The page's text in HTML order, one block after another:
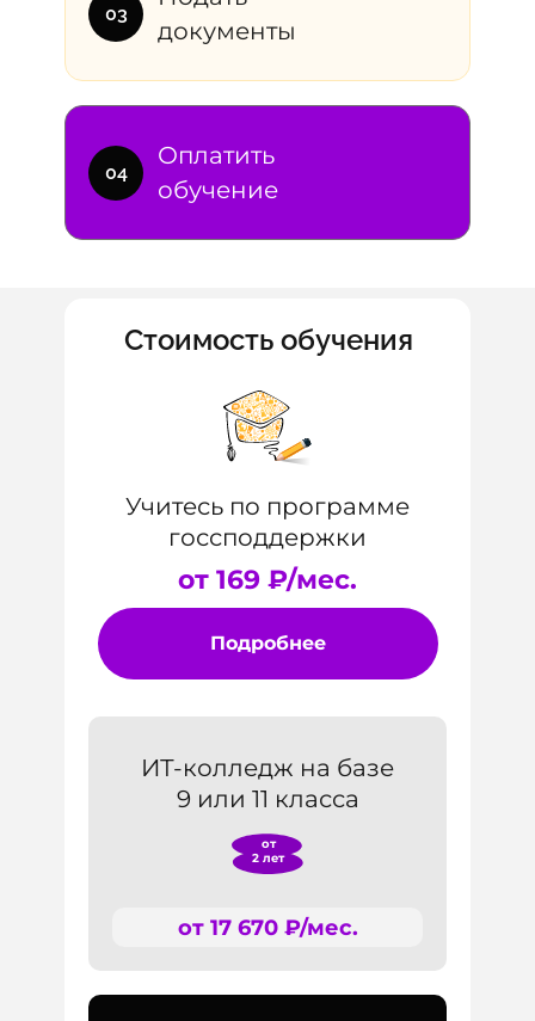
Оплатить
обучение
документы
03
04
ИТ-колледж на базе
9 или 11 класса
Стоимость обучения
от
2 лет
от 17 670 ₽/мес.
Подробнее
Учитесь по программе
госсподдержки
от 169 ₽/мес.